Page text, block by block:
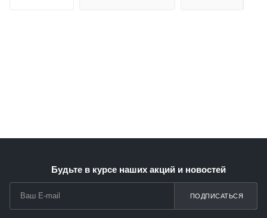
Будьте в курсе наших акций и новостей
ПОДПИСАТЬСЯ